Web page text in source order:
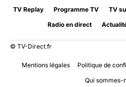
TV Replay Programme TV TV
Radio en direct
© TV-Direct.fr
Mentions légales Politique de
Qui sommes-